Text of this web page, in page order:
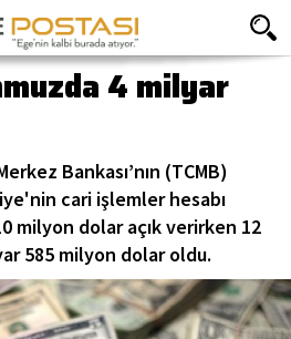
4 milyar
Bankası’nın (TCMB)
cari işlemler hesabı
milyon dolar açık verirken 12
585 milyon dolar oldu.